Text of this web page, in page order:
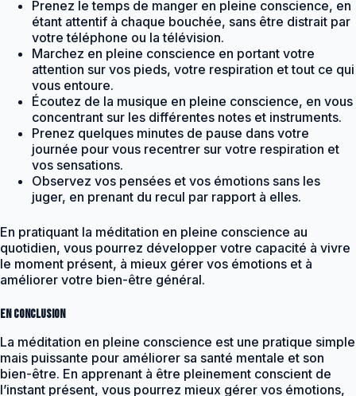
Prenez le temps de manger en pleine conscience, en
étant attentif à chaque bouchée, sans être distrait par
votre téléphone ou la télévision.
Marchez en pleine conscience en portant votre
attention sur vos pieds, votre respiration et tout ce qui
vous entoure.
Écoutez de la musique en pleine conscience, en vous
concentrant sur les différentes notes et instruments.
Prenez quelques minutes de pause dans votre
journée pour vous recentrer sur votre respiration et
vos sensations.
Observez vos pensées et vos émotions sans les
juger, en prenant du recul par rapport à elles.
En pratiquant la méditation en pleine conscience au
quotidien, vous pourrez développer votre capacité à vivre
le moment présent, à mieux gérer vos émotions et à
améliorer votre bien-être général.
En conclusion
La méditation en pleine conscience est une pratique simple
mais puissante pour améliorer sa santé mentale et son
bien-être. En apprenant à être pleinement conscient de
l’instant présent, vous pourrez mieux gérer vos émotions,